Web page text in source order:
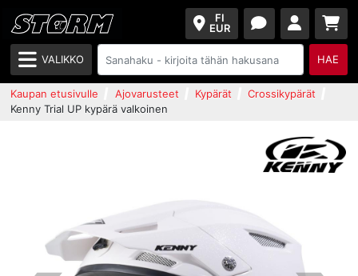
FI
EUR
VALIKKO HAE
Kaupan etusivulle Ajovarusteet Kypärät
Crossikypärät
Kenny Trial UP kypärä valkoinen